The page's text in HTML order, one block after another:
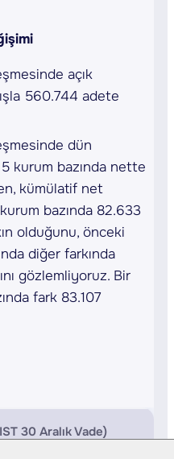
açık
560.744 adete
dün
kurum bazında nette
kümülatif net
bazında 82.633
olduğunu, önceki
diğer farkında
gözlemliyoruz. Bir
fark 83.107
30 Aralık Vade)